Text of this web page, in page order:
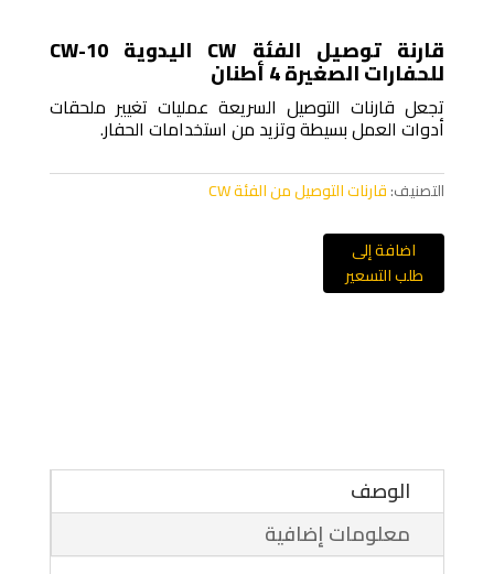
قارنة توصيل الفئة CW اليدوية CW-10
للحفارات الصغيرة 4 أطنان
تجعل قارنات التوصيل السريعة عمليات تغيير ملحقات
أدوات العمل بسيطة وتزيد من استخدامات الحفار.
التصنيف:قارنات التوصيل من الفئة CW
اضافة إلى
طلب التسعير
الوصف
معلومات إضافية